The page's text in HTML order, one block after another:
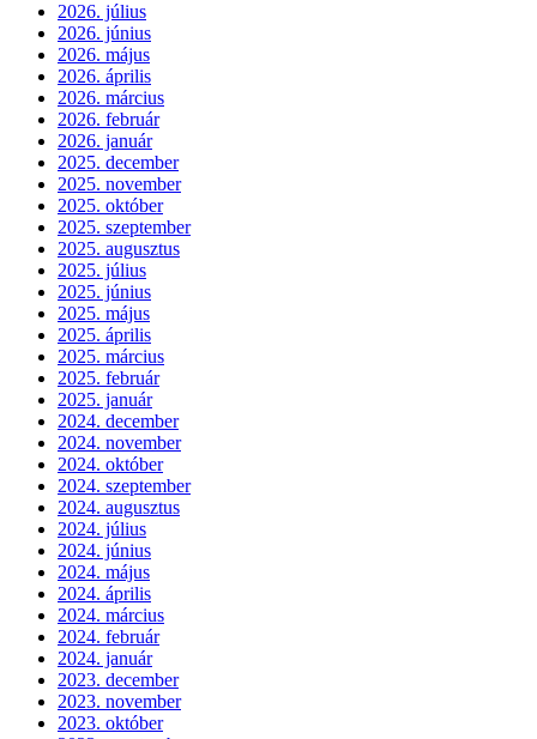
2026. július
2026. június
2026. május
2026. április
2026. március
2026. február
2026. január
2025. december
2025. november
2025. október
2025. szeptember
2025. augusztus
2025. július
2025. június
2025. május
2025. április
2025. március
2025. február
2025. január
2024. december
2024. november
2024. október
2024. szeptember
2024. augusztus
2024. július
2024. június
2024. május
2024. április
2024. március
2024. február
2024. január
2023. december
2023. november
2023. október